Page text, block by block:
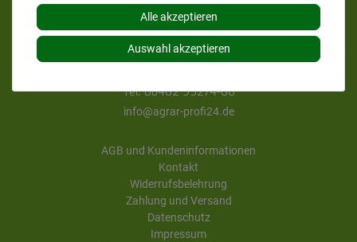
Mo. - Do. von 8 bis 12 Uhr
Mo. - Do. von 13 bis 17 Uhr
Fr. von 8 bis 13 Uhr
Tel. 08462 95274-66
info@agrar-profi24.de
AGB und Kundeninformationen
Kontakt
Widerrufsbelehrung
Zahlung und Versand
Datenschutz
Impressum
Alle akzeptieren
Auswahl akzeptieren